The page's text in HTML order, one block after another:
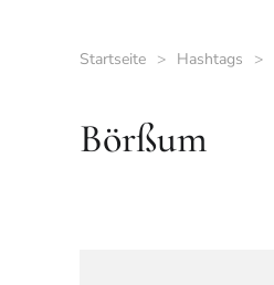
Startseite Hashtags
Börßum